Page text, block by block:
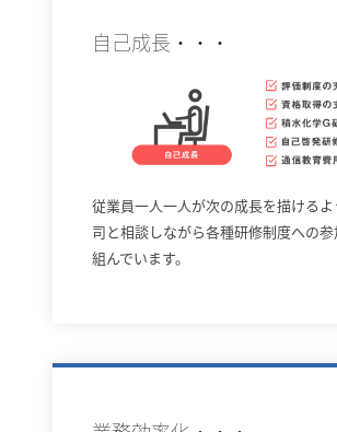
自己成⾧・・・
従業員一人一人が次の成⾧を描ける
司と相談しながら各種研修制度への参
組んでいます。